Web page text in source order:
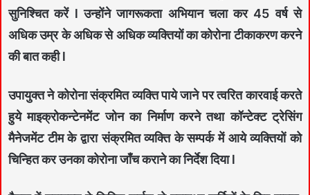
सुनिश्चित करें l उन्होंने जागरूकता अभियान चला कर 45 वर्ष से
अधिक उम्र के अधिक से अधिक व्यक्तियों का कोरोना टीकाकरण करने
की बात कही l
उपायुक्त ने कोरोना संक्रमित व्यक्ति पाये जाने पर त्वरित कारवाई करते
हुये माइक्रोकन्टेनमेंट जोन का निर्माण करने तथा कॉन्टेक्ट ट्रेसिंग
मैनेजमेंट टीम के द्वारा संक्रमित व्यक्ति के सम्पर्क में आये व्यक्तियों को
चिन्हित कर उनका कोरोना जाँच कराने का निर्देश दिया l